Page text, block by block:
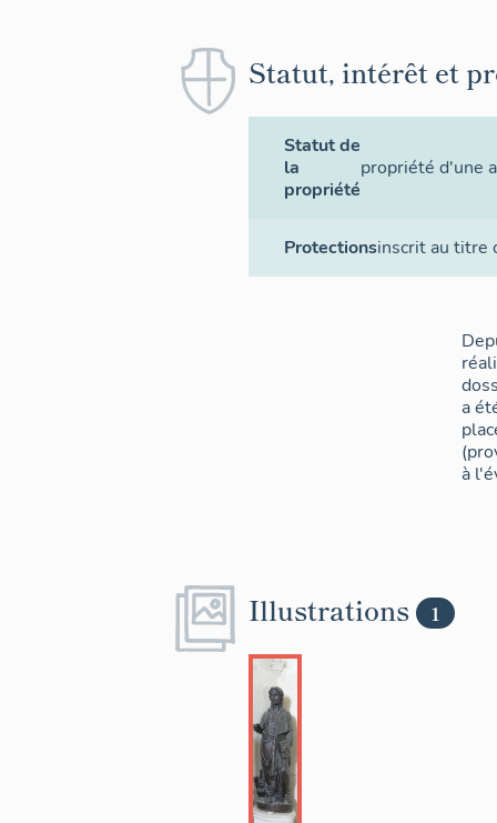
Statut, intérêt et
Statut de
la
propriété
propriété d'une
Protectionsinscrit au titre
a
à
Illustrations 1